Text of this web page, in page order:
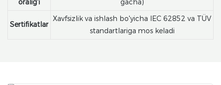
oralig'i
gacha)
Sertifikatlar
Xavfsizlik va ishlash bo'yicha IEC 62852 va TÜV
standartlariga mos keladi